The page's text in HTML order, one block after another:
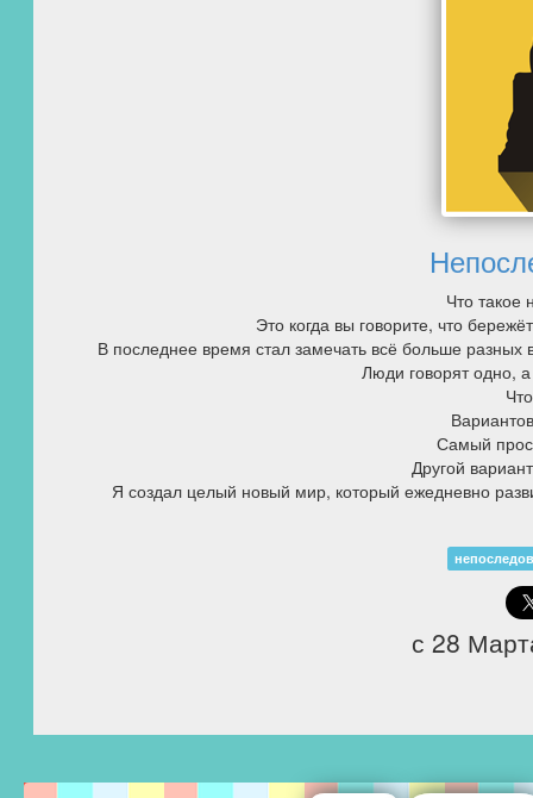
Что такое
Это когда вы говорите, что
В последнее время стал замечать всё больше
Люди говорят одно,
Самый
Другой
Я создал целый новый мир, который ежедневно
с 28